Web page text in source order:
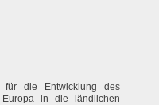
für die Entwicklung des
in die ländlichen